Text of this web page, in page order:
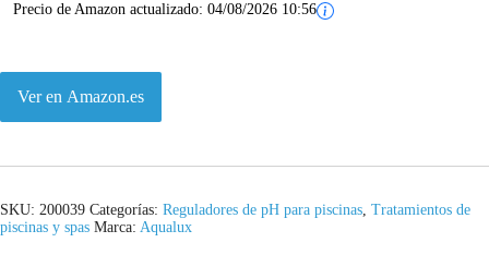
Precio de Amazon actualizado: 04/08/2026 10:56
Ver en Amazon.es
SKU: 200039 Categorías: Reguladores de pH para piscinas, Tratamientos de
piscinas y spas Marca: Aqualux